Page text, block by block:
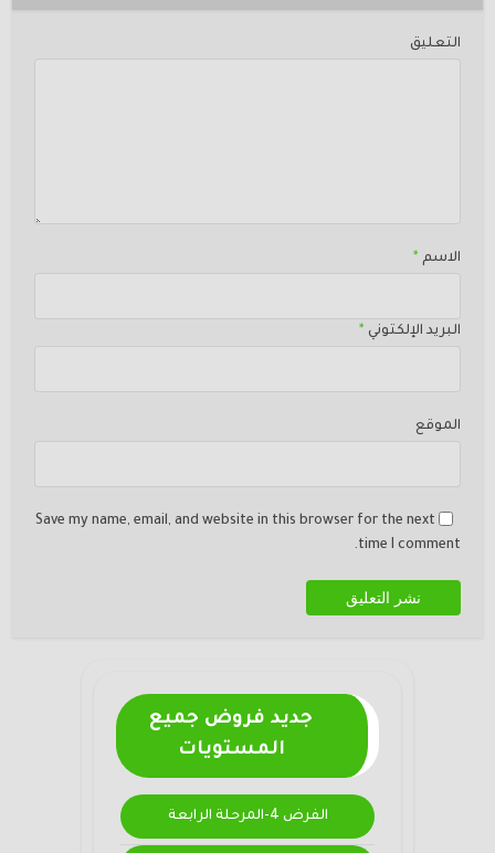
التعليق
الاسم *
البريد الإلكتوني *
الموقع
Save my name, email, and website in this browser for the next
time I comment.
جديد فروض جميع
المستويات
الفرض 4-المرحلة الرابعة